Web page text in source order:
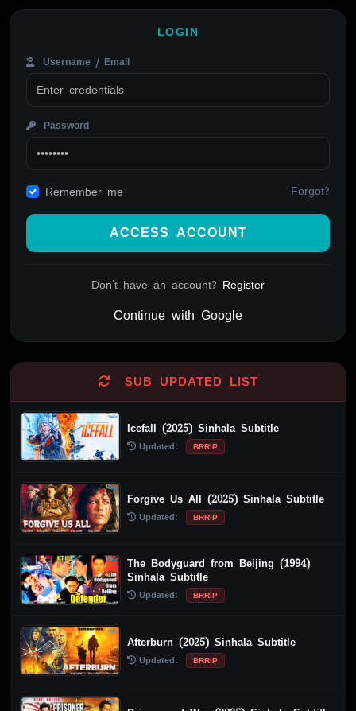
LOGIN
Username / Email
Password
Remember me Forgot?
ACCESS ACCOUNT
Don't have an account? Register
Continue with Google
SUB UPDATED LIST
Icefall (2025) Sinhala Subtitle
Updated: BRRIP
Forgive Us All (2025) Sinhala Subtitle
Updated: BRRIP
The Bodyguard from Beijing (1994)
Sinhala Subtitle
Updated: BRRIP
Afterburn (2025) Sinhala Subtitle
Updated: BRRIP